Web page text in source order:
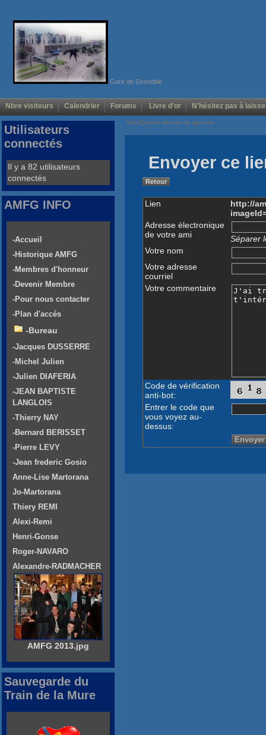
Gare de Grenoble
Nbre visiteurs Calendrier Forums Livre d'or N'hésitez pas à
Voir/Cacher menus de gauche
Envoyer ce
Retour
Lien
http://
Adresse électronique
de votre ami
Séparer
Votre nom
Votre adresse
courriel
Votre commentaire
Code de vérification
anti-bot:
Entrer le code que
vous voyez au-
dessus:
Utilisateurs
connectés
Il y a 82 utilisateurs
connectés
AMFG INFO
-Accueil
-Historique AMFG
-Membres d'honneur
-Devenir Membre
-Pour nous contacter
-Plan d'accés
-Bureau
-Jacques DUSSERRE
-Michel Julien
-Julien DIAFERIA
-JEAN BAPTISTE
LANGLOIS
-Thierry NAY
-Bernard BERISSET
-Pierre LEVY
-Jean frederic Gosio
Anne-Lise Martorana
Jo-Martorana
Thiery REMI
Alexi-Remi
Henri-Gonse
Roger-NAVARO
Alexandre-RADMACHER
AMFG 2013.jpg
Sauvegarde du
Train de la Mure